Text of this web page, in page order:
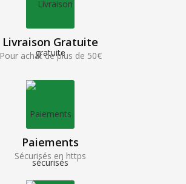
Livraison Gratuite
Pour achat de plus de 50€
Paiements
Sécurisés en https